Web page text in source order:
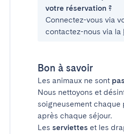
votre réservation ?
Connectez-vous via
contactez-nous via la
Bon à savoir
Les animaux ne sont
Nous nettoyons et
soigneusement
après chaque séjour.
Les serviettes et les